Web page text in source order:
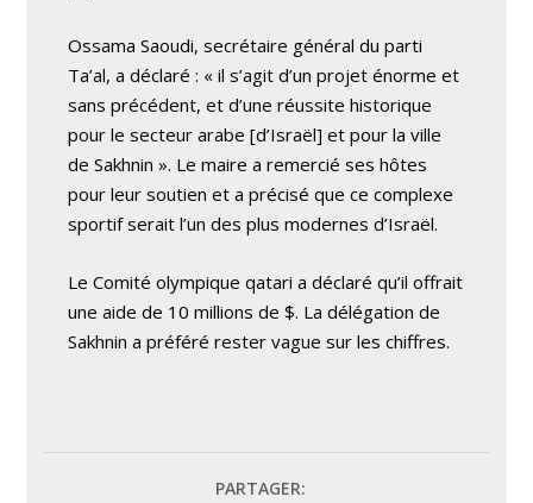
Ossama Saoudi, secrétaire général du parti
Ta’al, a déclaré : « il s’agit d’un projet énorme et
sans précédent, et d’une réussite historique
pour le secteur arabe [d’Israël] et pour la ville
de Sakhnin ». Le maire a remercié ses hôtes
pour leur soutien et a précisé que ce complexe
sportif serait l’un des plus modernes d’Israël.
Le Comité olympique qatari a déclaré qu’il offrait
une aide de 10 millions de $. La délégation de
Sakhnin a préféré rester vague sur les chiffres.
PARTAGER: